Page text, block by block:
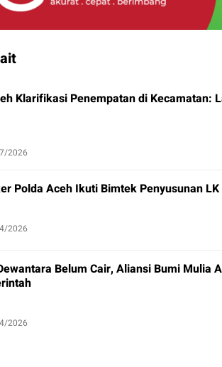
Klarifikasi Penempatan di Kecamatan:
2026
Polda Aceh Ikuti Bimtek Penyusunan LK
2026
Belum Cair, Aliansi Bumi Mulia
2026